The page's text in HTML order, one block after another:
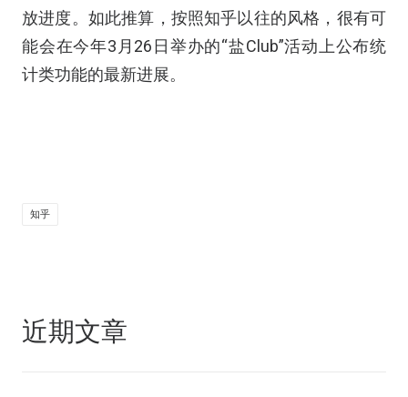
放进度。如此推算，按照知乎以往的风格，很有可
能会在今年3月26日举办的“盐Club”活动上公布统
计类功能的最新进展。
知乎
近期文章